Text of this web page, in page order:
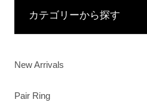
カテゴリーから探す
New Arrivals
Pair Ring